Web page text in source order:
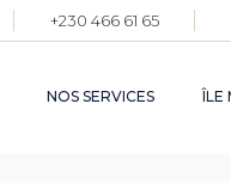
+230 466 61 65
NOS SERVICES ÎLE